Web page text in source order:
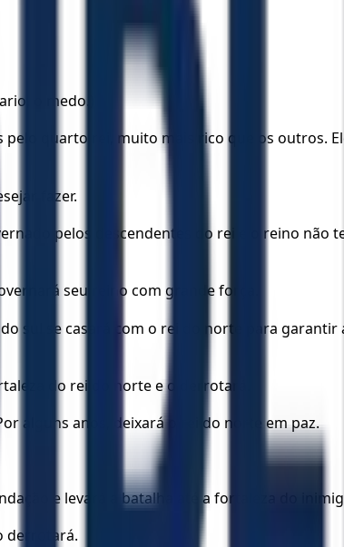
o medo.)
quarto rei, muito mais rico que os outros.
fazer.
pelos descendentes do rei e o reino não
seu reino com grande força.
sul se casará com o rei do norte para
do rei do norte e o derrotará.
alguns anos, deixará o rei do norte em paz.
e levará a batalha até a fortaleza do
derrotará.